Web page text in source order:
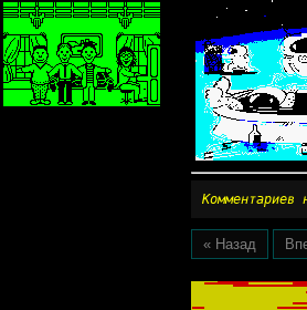
Комментариев
« Назад